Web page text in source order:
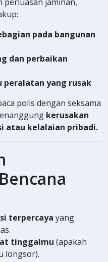
perluasan jaminan,
pada bangunan
dan perbaikan
peralatan yang rusak
polis dengan seksama
kerusakan
atau kelalaian pribadi.
terpercaya yang
tinggalmu (apakah
longsor).